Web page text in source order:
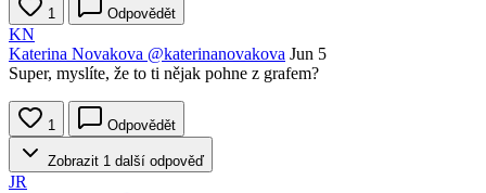
1 Odpovědět
KN
Katerina Novakova @katerinanovakova Jun 5
Super, myslíte, že to ti nějak pohne z grafem?
1 Odpovědět
Zobrazit 1 další odpověď
JR